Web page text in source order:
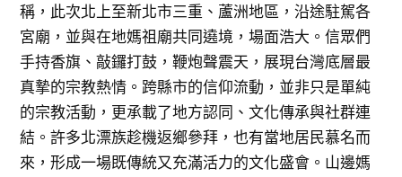
稱，此次北上至新北市三重、蘆洲地區，沿途駐駕各
宮廟，並與在地媽祖廟共同遶境，場面浩大。信眾們
手持香旗、敲鑼打鼓，鞭炮聲震天，展現台灣底層最
真摯的宗教熱情。跨縣市的信仰流動，並非只是單純
的宗教活動，更承載了地方認同、文化傳承與社群連
結。許多北漂族趁機返鄉參拜，也有當地居民慕名而
來，形成一場既傳統又充滿活力的文化盛會。山邊媽